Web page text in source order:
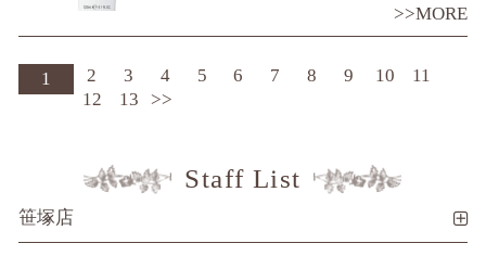
>>MORE
1 2 3 4 5 6 7 8 9 10
11
12
13 >>
Staff List
笹塚店